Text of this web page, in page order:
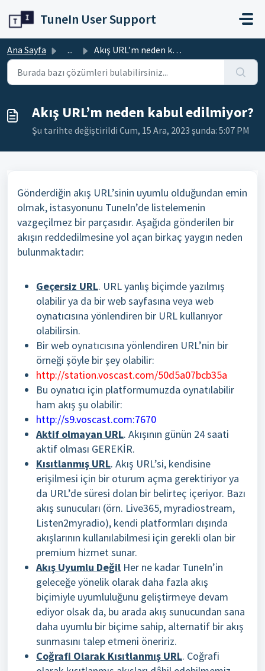
TuneIn User Support
Ana Sayfa ... Akış URL’m neden kabul edilmiyor?
Akış URL’m neden kabul edilmiyor?
Şu tarihte değiştirildi Cum, 15 Ara, 2023 şunda: 5:07 PM
Gönderdiğin akış URL’sinin uyumlu olduğundan emin
olmak, istasyonunu TuneIn’de listelemenin
vazgeçilmez bir parçasıdır. Aşağıda gönderilen bir
akışın reddedilmesine yol açan birkaç yaygın neden
bulunmaktadır:
Geçersiz URL. URL yanlış biçimde yazılmış
olabilir ya da bir web sayfasına veya web
oynatıcısına yönlendiren bir URL kullanıyor
olabilirsin.
Bir web oynatıcısına yönlendiren URL’nin bir
örneği şöyle bir şey olabilir:
http://station.voscast.com/50d5a07bcb35a
Bu oynatıcı için platformumuzda oynatılabilir
ham akış şu olabilir:
http://s9.voscast.com:7670
Aktif olmayan URL. Akışının günün 24 saati
aktif olması GEREKİR.
Kısıtlanmış URL. Akış URL’si, kendisine
erişilmesi için bir oturum açma gerektiriyor ya
da URL’de süresi dolan bir belirteç içeriyor. Bazı
akış sunucuları (örn. Live365, myradiostream,
Listen2myradio), kendi platformları dışında
akışlarının kullanılabilmesi için gerekli olan bir
premium hizmet sunar.
Akış Uyumlu Değil Her ne kadar TuneIn’in
geleceğe yönelik olarak daha fazla akış
biçimiyle uyumluluğunu geliştirmeye devam
ediyor olsak da, bu arada akış sunucundan sana
daha uyumlu bir biçime sahip, alternatif bir akış
sunmasını talep etmeni öneririz.
Coğrafi Olarak Kısıtlanmış URL. Coğrafi